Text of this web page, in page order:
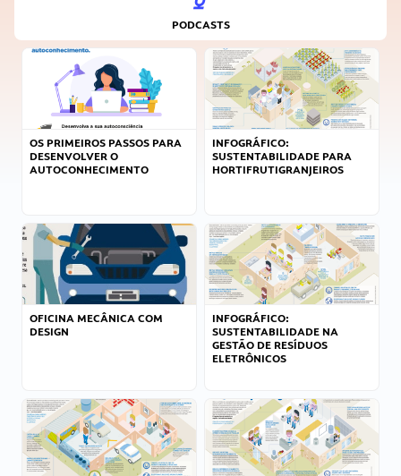
PODCASTS
OS PRIMEIROS PASSOS PARA
DESENVOLVER O
AUTOCONHECIMENTO
INFOGRÁFICO:
SUSTENTABILIDADE PARA
HORTIFRUTIGRANJEIROS
OFICINA MECÂNICA COM
DESIGN
INFOGRÁFICO:
SUSTENTABILIDADE NA
GESTÃO DE RESÍDUOS
ELETRÔNICOS